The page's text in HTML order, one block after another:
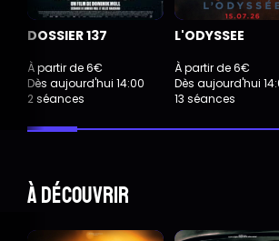
DOSSIER 137
À partir de 6€
Dès aujourd'hui 14:00
2 séances
L'ODYSSEE
À partir de 6€
Dès aujourd'hui
13 séances
À découvrir